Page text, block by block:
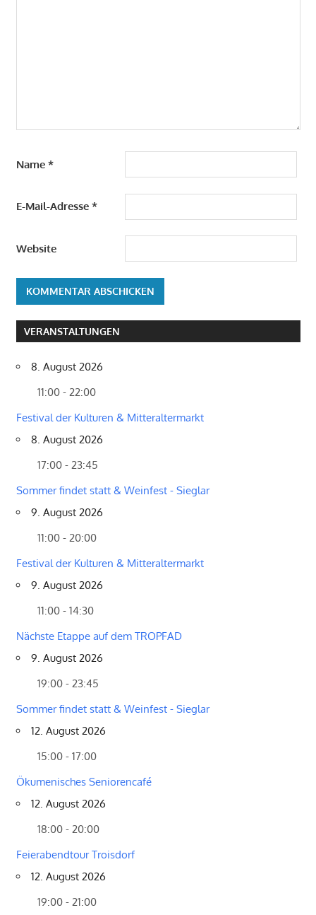
Name *
E-Mail-Adresse *
Website
VERANSTALTUNGEN
8. August 2026
11:00 - 22:00
Festival der Kulturen & Mitteraltermarkt
8. August 2026
17:00 - 23:45
Sommer findet statt & Weinfest - Sieglar
9. August 2026
11:00 - 20:00
Festival der Kulturen & Mitteraltermarkt
9. August 2026
11:00 - 14:30
Nächste Etappe auf dem TROPFAD
9. August 2026
19:00 - 23:45
Sommer findet statt & Weinfest - Sieglar
12. August 2026
15:00 - 17:00
Ökumenisches Seniorencafé
12. August 2026
18:00 - 20:00
Feierabendtour Troisdorf
12. August 2026
19:00 - 21:00